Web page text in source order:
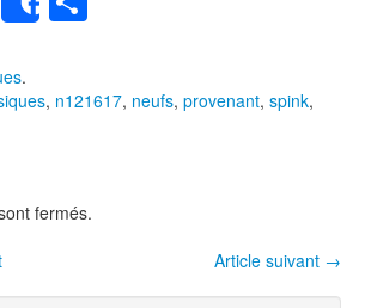
m
Share
g
.
, n121617, neufs, provenant, spink,
fermés.
entre les articles
Article suivant →